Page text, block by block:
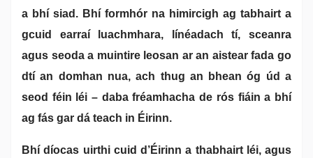
a bhí siad. Bhí formhór na himircigh ag tabhairt a
gcuid earraí luachmhara, línéadach tí, sceanra
agus seoda a muintire leosan ar an aistear fada go
dtí an domhan nua, ach thug an bhean óg úd a
seod féin léi – daba fréamhacha de rós fiáin a bhí
ag fás gar dá teach in Éirinn.
Bhí díocas uirthi cuid d’Éirinn a thabhairt léi, agus